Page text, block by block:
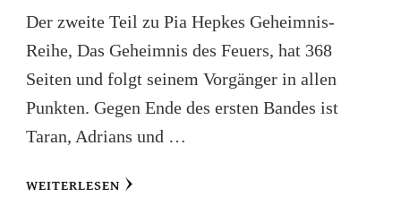
Der zweite Teil zu Pia Hepkes Geheimnis-
Reihe, Das Geheimnis des Feuers, hat 368
Seiten und folgt seinem Vorgänger in allen
Punkten. Gegen Ende des ersten Bandes ist
Taran, Adrians und …
WEITERLESEN